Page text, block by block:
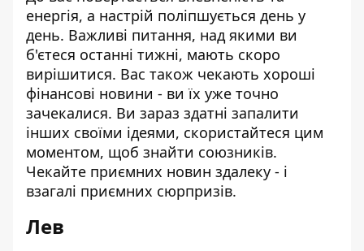
енергія, а настрій поліпшується день у
день. Важливі питання, над якими ви
б'єтеся останні тижні, мають скоро
вирішитися. Вас також чекають хороші
фінансові новини - ви їх уже точно
зачекалися. Ви зараз здатні запалити
інших своїми ідеями, скористайтеся цим
моментом, щоб знайти союзників.
Чекайте приємних новин здалеку - і
взагалі приємних сюрпризів.
Лев